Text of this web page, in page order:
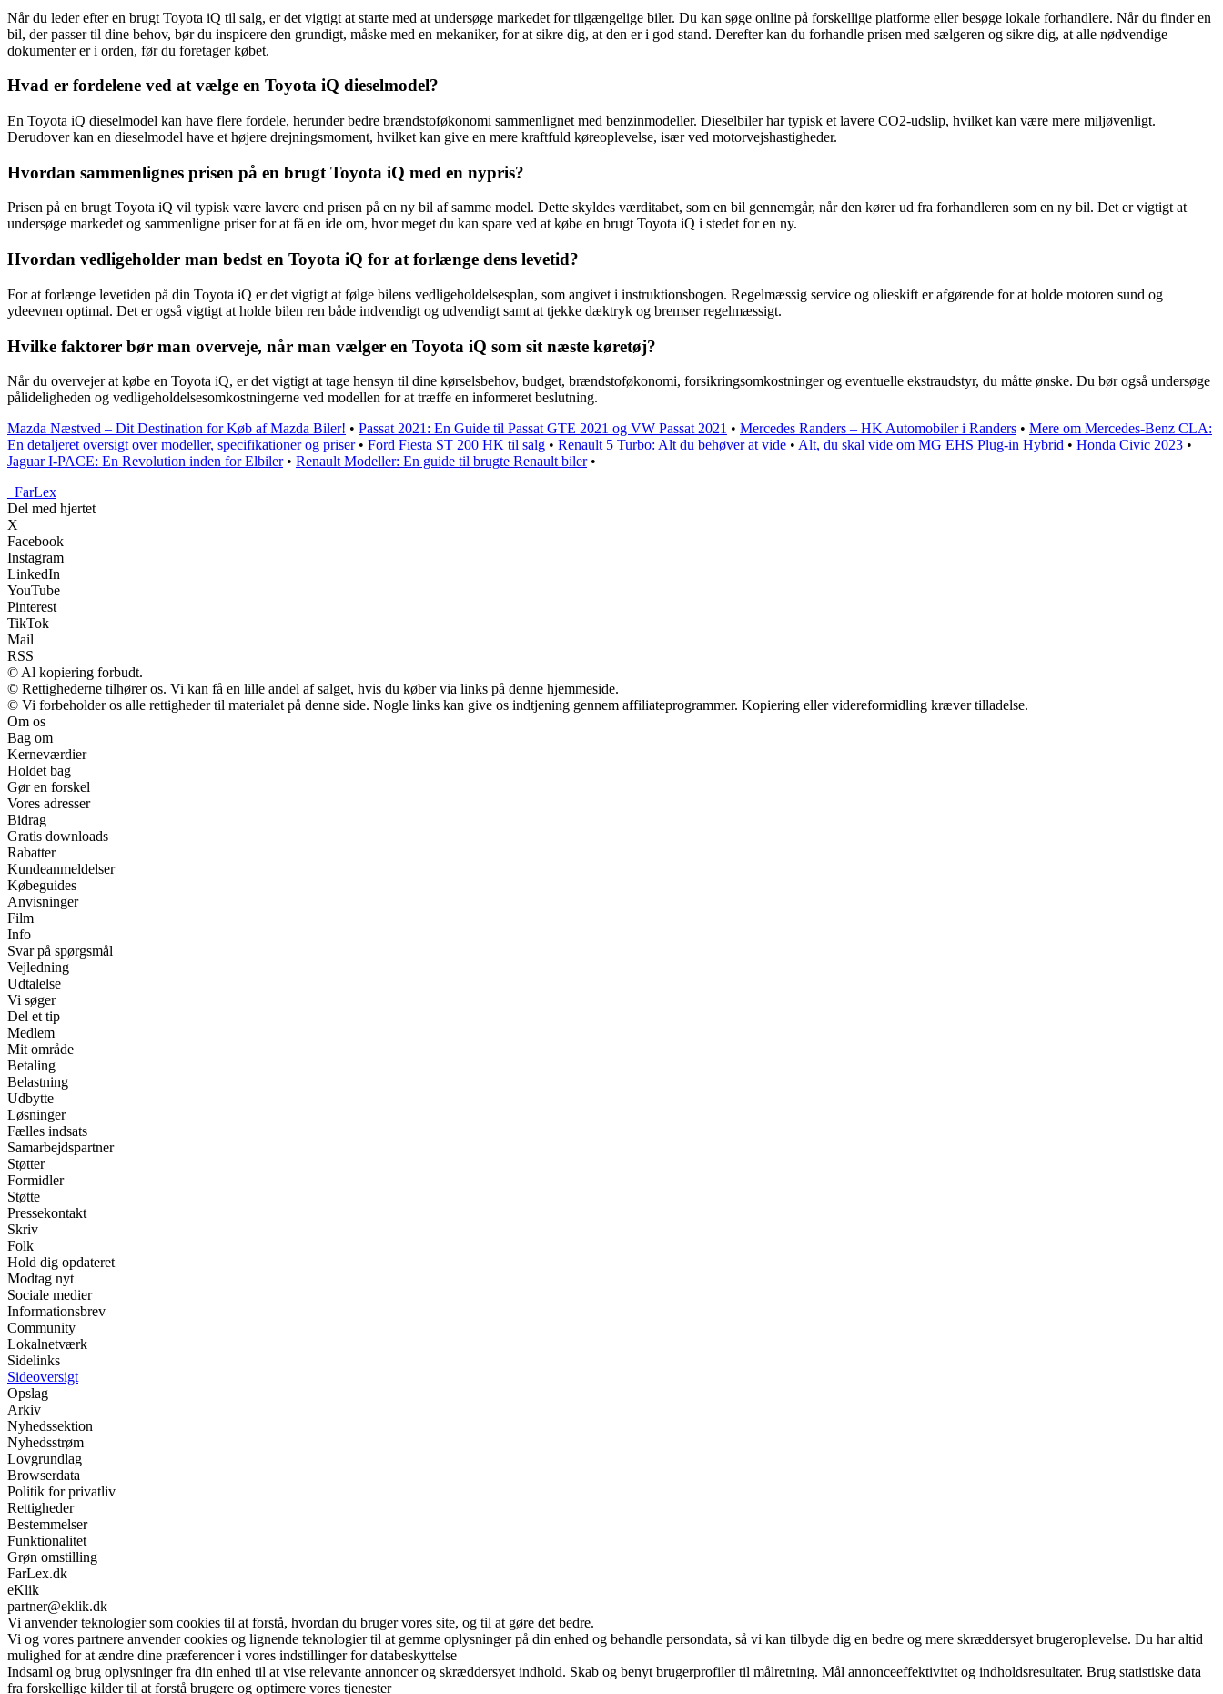
Når du leder efter en brugt Toyota iQ til salg, er det vigtigt at starte med at undersøge markedet for tilgængelige biler. Du kan søge online på forskellige platforme eller besøge lokale forhandlere. Når du finder en
bil, der passer til dine behov, bør du inspicere den grundigt, måske med en mekaniker, for at sikre dig, at den er i god stand. Derefter kan du forhandle prisen med sælgeren og sikre dig, at alle nødvendige
dokumenter er i orden, før du foretager købet.
Hvad er fordelene ved at vælge en Toyota iQ dieselmodel?
En Toyota iQ dieselmodel kan have flere fordele, herunder bedre brændstoføkonomi sammenlignet med benzinmodeller. Dieselbiler har typisk et lavere CO2-udslip, hvilket kan være mere miljøvenligt.
Derudover kan en dieselmodel have et højere drejningsmoment, hvilket kan give en mere kraftfuld køreoplevelse, især ved motorvejshastigheder.
Hvordan sammenlignes prisen på en brugt Toyota iQ med en nypris?
Prisen på en brugt Toyota iQ vil typisk være lavere end prisen på en ny bil af samme model. Dette skyldes værditabet, som en bil gennemgår, når den kører ud fra forhandleren som en ny bil. Det er vigtigt at
undersøge markedet og sammenligne priser for at få en ide om, hvor meget du kan spare ved at købe en brugt Toyota iQ i stedet for en ny.
Hvordan vedligeholder man bedst en Toyota iQ for at forlænge dens levetid?
For at forlænge levetiden på din Toyota iQ er det vigtigt at følge bilens vedligeholdelsesplan, som angivet i instruktionsbogen. Regelmæssig service og olieskift er afgørende for at holde motoren sund og
ydeevnen optimal. Det er også vigtigt at holde bilen ren både indvendigt og udvendigt samt at tjekke dæktryk og bremser regelmæssigt.
Hvilke faktorer bør man overveje, når man vælger en Toyota iQ som sit næste køretøj?
Når du overvejer at købe en Toyota iQ, er det vigtigt at tage hensyn til dine kørselsbehov, budget, brændstoføkonomi, forsikringsomkostninger og eventuelle ekstraudstyr, du måtte ønske. Du bør også undersøge
pålideligheden og vedligeholdelsesomkostningerne ved modellen for at træffe en informeret beslutning.
Mazda Næstved – Dit Destination for Køb af Mazda Biler! • Passat 2021: En Guide til Passat GTE 2021 og VW Passat 2021 • Mercedes Randers – HK Automobiler i Randers • Mere om Mercedes-Benz CLA:
En detaljeret oversigt over modeller, specifikationer og priser• Ford Fiesta ST 200 HK til salg • Renault 5 Turbo: Alt du behøver at vide • Alt, du skal vide om MG EHS Plug-in Hybrid • Honda Civic 2023 •
Jaguar I-PACE: En Revolution inden for Elbiler• Renault Modeller: En guide til brugte Renault biler•
FarLex
Del med hjertet
X
Facebook
Instagram
LinkedIn
YouTube
Pinterest
TikTok
Mail
RSS
© Al kopiering forbudt.
© Rettighederne tilhører os. Vi kan få en lille andel af salget, hvis du køber via links på denne hjemmeside.
© Vi forbeholder os alle rettigheder til materialet på denne side. Nogle links kan give os indtjening gennem affiliateprogrammer. Kopiering eller videreformidling kræver tilladelse.
Om os
Bag om
Kerneværdier
Holdet bag
Gør en forskel
Vores adresser
Bidrag
Gratis downloads
Rabatter
Kundeanmeldelser
Købeguides
Anvisninger
Film
Info
Svar på spørgsmål
Vejledning
Udtalelse
Vi søger
Del et tip
Medlem
Mit område
Betaling
Belastning
Udbytte
Løsninger
Fælles indsats
Samarbejdspartner
Støtter
Formidler
Støtte
Pressekontakt
Skriv
Folk
Hold dig opdateret
Modtag nyt
Sociale medier
Informationsbrev
Community
Lokalnetværk
Sidelinks
Sideoversigt
Opslag
Arkiv
Nyhedssektion
Nyhedsstrøm
Lovgrundlag
Browserdata
Politik for privatliv
Rettigheder
Bestemmelser
Funktionalitet
Grøn omstilling
FarLex.dk
eKlik
partner@eklik.dk
Vi anvender teknologier som cookies til at forstå, hvordan du bruger vores site, og til at gøre det bedre.
Vi og vores partnere anvender cookies og lignende teknologier til at gemme oplysninger på din enhed og behandle persondata, så vi kan tilbyde dig en bedre og mere skræddersyet brugeroplevelse. Du har altid
mulighed for at ændre dine præferencer i vores indstillinger for databeskyttelse
Indsaml og brug oplysninger fra din enhed til at vise relevante annoncer og skræddersyet indhold. Skab og benyt brugerprofiler til målretning. Mål annonceeffektivitet og indholdsresultater. Brug statistiske data
fra forskellige kilder til at forstå brugere og optimere vores tjenester